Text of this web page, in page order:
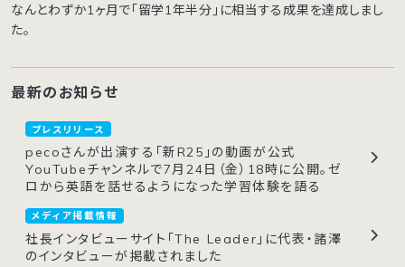
なんとわずか1ヶ月で「留学1年半分」に相当する成果を達成しまし
た。
最新のお知らせ
プレスリリース
pecoさんが出演する「新R25」の動画が公式
YouTubeチャンネルで7月24日（金）18時に公開。ゼ
ロから英語を話せるようになった学習体験を語る
メディア掲載情報
社長インタビューサイト「The Leader」に代表・諸澤
のインタビューが掲載されました